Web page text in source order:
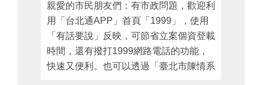
親愛的市民朋友們：有市政問題，歡迎利
用「台北通APP」首頁「1999」，使用
「有話要說」反映，可節省立案個資登載
時間，還有撥打1999網路電話的功能，
快速又便利。也可以透過「臺北市陳情系